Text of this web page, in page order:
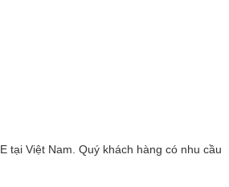
tại Việt Nam. Quý khách hàng có nhu cầu